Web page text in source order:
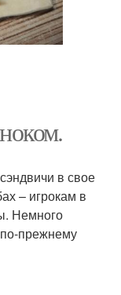
в свое
– игрокам в
Немного
прежнему